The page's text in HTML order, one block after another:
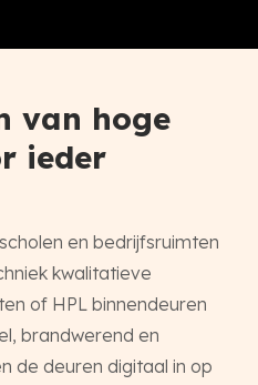
van hoge
ieder
en bedrijfsruimten
kwalitatieve
of HPL binnendeuren
brandwerend en
de deuren digitaal in op